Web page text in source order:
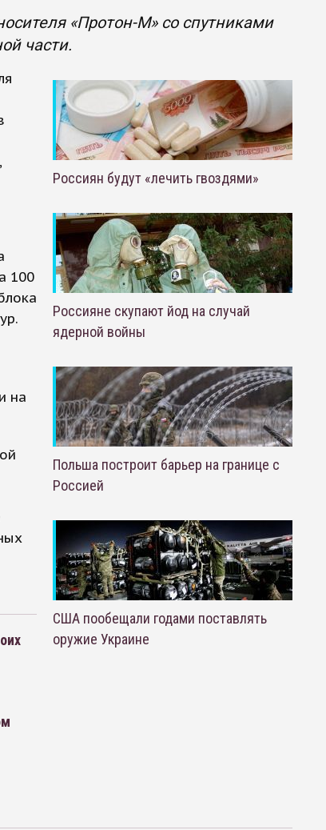
«Протон-М» со спутниками
части.
100
на
Россиян будут «лечить гвоздями»
Россияне скупают йод на случай
ядерной войны
Польша построит барьер на границе с
Россией
США пообещали годами поставлять
оружие Украине